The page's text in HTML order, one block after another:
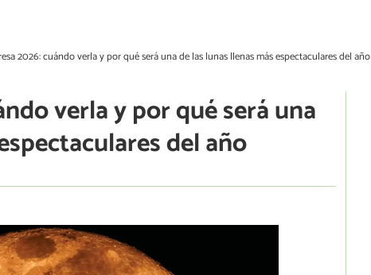
2026: cuándo verla y por qué será una de las lunas llenas más espectaculares del año
verla y por qué será una
del año